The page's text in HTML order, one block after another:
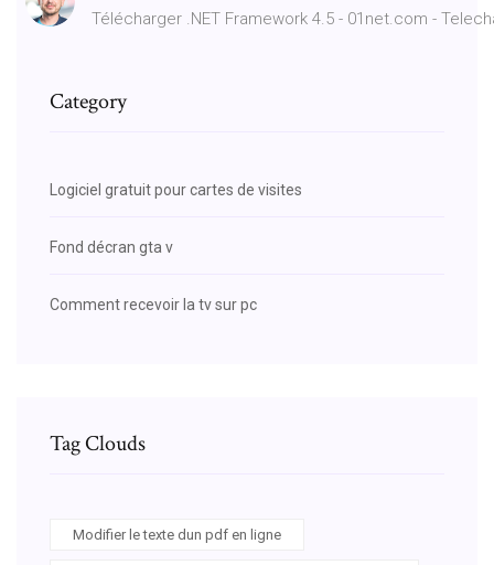
Télécharger .NET Framework 4.5 - 01net.com -
Category
Logiciel gratuit pour cartes de visites
Fond décran gta v
Comment recevoir la tv sur pc
Tag Clouds
Modifier le texte dun pdf en ligne